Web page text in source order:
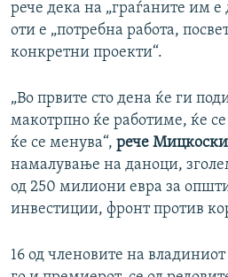
рече дека на „граѓаните им
оти е „потребна работа,
конкретни проекти“.
„Во првите сто дена ќе ги
макотрпно ќе работиме, ќе
ќе се менува“, рече Мицкоски
намалување на даноци,
од 250 милиони евра за
инвестиции, фронт против
16 од членовите на